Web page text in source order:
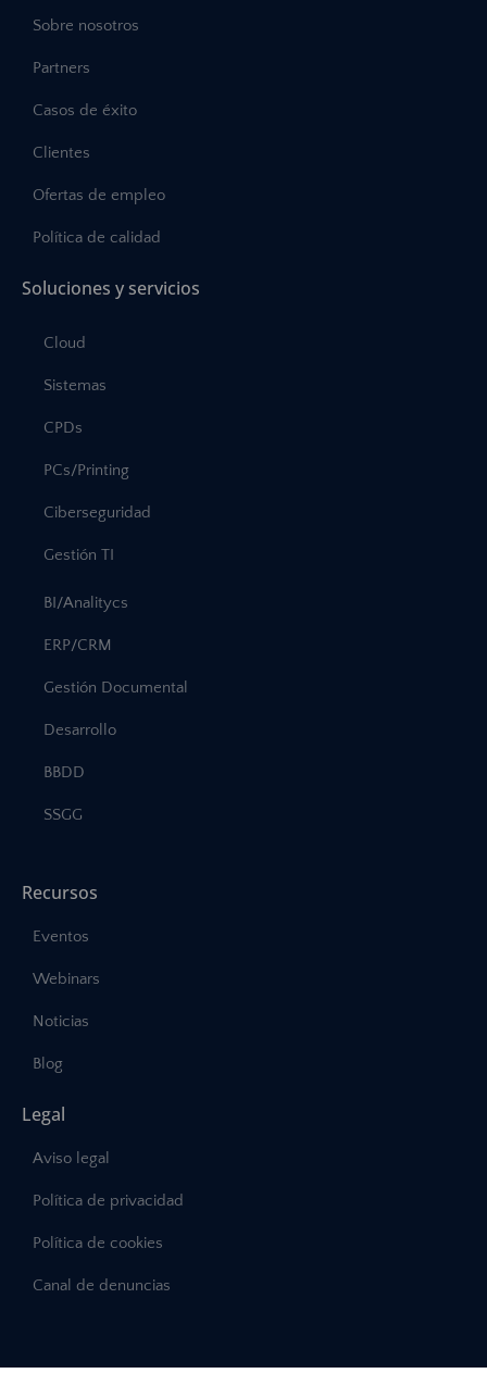
Sobre nosotros
Partners
Casos de éxito
Clientes
Ofertas de empleo
Política de calidad
Soluciones y servicios
Cloud
Sistemas
CPDs
PCs/Printing
Ciberseguridad
Gestión TI
BI/Analitycs
ERP/CRM
Gestión Documental
Desarrollo
BBDD
SSGG
Recursos
Eventos
Webinars
Noticias
Blog
Legal
Aviso legal
Política de privacidad
Política de cookies
Canal de denuncias